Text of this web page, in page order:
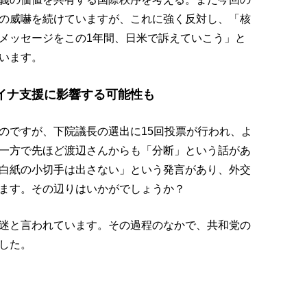
威嚇を続けていますが、これに強く反対し、「核
ッセージをこの1年間、日米で訴えていこう」と
ます。
ナ支援に影響する可能性も
ですが、下院議長の選出に15回投票が行われ、よ
方で先ほど渡辺さんからも「分断」という話があ
紙の小切手は出さない」という発言があり、外交
す。その辺りはいかがでしょうか？
と言われています。その過程のなかで、共和党の
た。